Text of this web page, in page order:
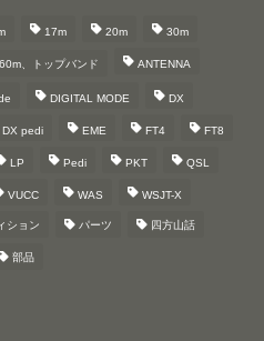
17m 20m 30m
、トップバンド ANTENNA
DIGITAL MODE DX
DX pedi EME FT4 FT8
LP Pedi PKT QSL
VUCC WAS WSJT-X
ション パーツ 四方山話
部品